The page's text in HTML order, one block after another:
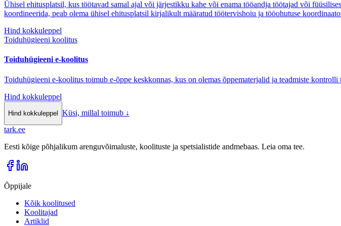
Ühisel ehitusplatsil, kus töötavad samal ajal või järjestikku kahe või enama tööandja töötajad või
koordineerida, peab olema ühisel ehitusplatsil kirjalikult määratud töötervishoiu ja tööohutuse
Hind kokkuleppel
Toiduhügieeni koolitus
Toiduhügieeni e-koolitus
Toiduhügieeni e-koolitus toimub e-õppe keskkonnas, kus on olemas õppematerjalid ja teadmiste
Hind kokkuleppel
Hind kokkuleppel Küsi, millal toimub ↓
tark.ee
Eesti kõige põhjalikum arenguvõimaluste, koolituste ja spetsialistide andmebaas. Leia oma tee.
Õppijale
Kõik koolitused
Koolitajad
Artiklid